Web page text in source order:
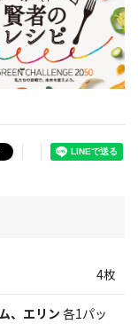
4枚
、エリン 各1パッ